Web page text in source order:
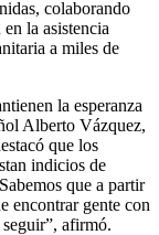
colaborando
la asistencia
a miles de
la esperanza
Alberto Vázquez,
que los
indicios de
que a partir
encontrar gente con
afirmó.